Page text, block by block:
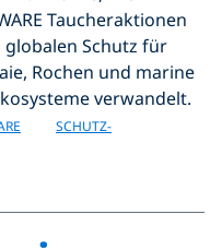
Taucheraktionen
globalen Schutz für
Rochen und marine
verwandelt.
SCHUTZ-